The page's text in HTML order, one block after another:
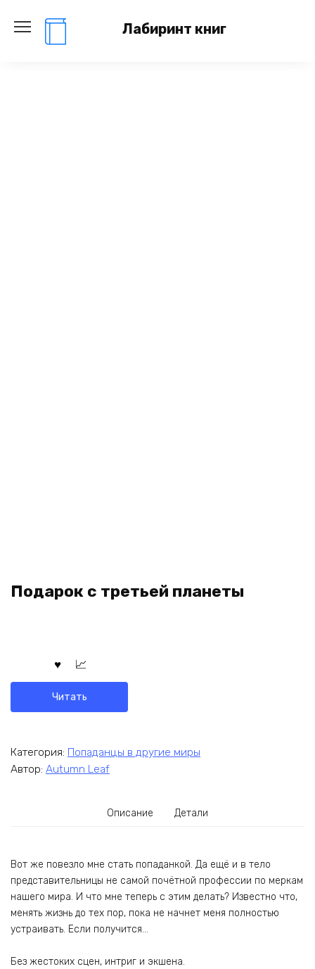
содержанию
Лабиринт книг
Подарок с третьей планеты
Читать
Категория: Попаданцы в другие миры
Автор: Autumn Leaf
Описание Детали
Вот же повезло мне стать попаданкой. Да ещё и в тело
представительницы не самой почётной профессии по меркам
нашего мира. И что мне теперь с этим делать? Известно что,
менять жизнь до тех пор, пока не начнет меня полностью
устраивать. Если получится…
Без жестоких сцен, интриг и экшена.